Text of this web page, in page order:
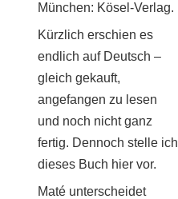
München: Kösel-Verlag.
Kürzlich erschien es
endlich auf Deutsch –
gleich gekauft,
angefangen zu lesen
und noch nicht ganz
fertig. Dennoch stelle ich
dieses Buch hier vor.
Maté unterscheidet